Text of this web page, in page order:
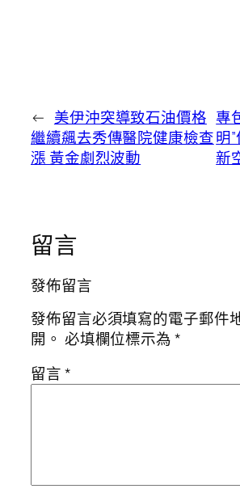
← 美伊沖突導致石油價格
繼續飆去秀傳醫院健康檢查
漲 黃金劇烈波動
專
明
新
留言
發佈留言
發佈留言必須填寫的電子郵件
開。 必填欄位標示為*
留言*